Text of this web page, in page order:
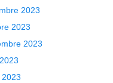
2023
2023
2023
2023